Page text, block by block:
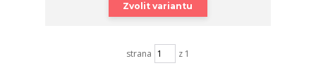
Zvolit variantu
strana z 1